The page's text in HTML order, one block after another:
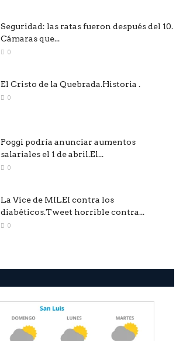
Seguridad: las ratas fueron después del 10.
Cámaras que...
0
El Cristo de la Quebrada.Historia .
0
Poggi podría anunciar aumentos
salariales el 1 de abril.El...
0
La Vice de MILEI contra los
diabéticos.Tweet horrible contra...
0